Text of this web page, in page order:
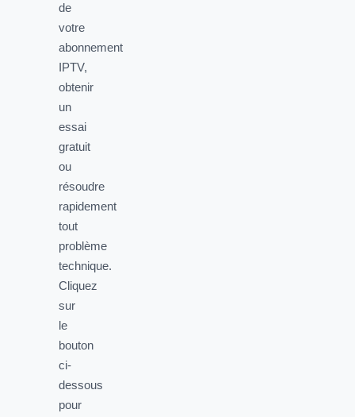
de
votre
abonnement
IPTV,
obtenir
un
essai
gratuit
ou
résoudre
rapidement
tout
problème
technique.
Cliquez
sur
le
bouton
ci-
dessous
pour